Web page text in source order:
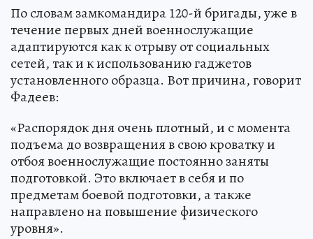
По словам замкомандира 120-й бригады, уже в
течение первых дней военнослужащие
адаптируются как к отрыву от социальных
сетей, так и к использованию гаджетов
установленного образца. Вот причина, говорит
Фадеев:
«Распорядок дня очень плотный, и с момента
подъема до возвращения в свою кроватку и
отбоя военнослужащие постоянно заняты
подготовкой. Это включает в себя и по
предметам боевой подготовки, а также
направлено на повышение физического
уровня».